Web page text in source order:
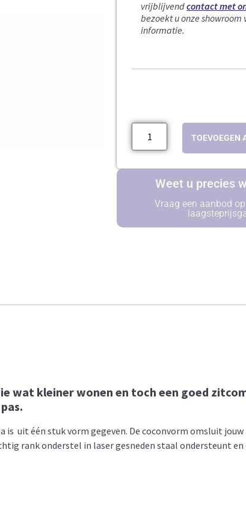
vrijblijvendcontact met
bezoekt u onze showroom
informatie.
TOEVOEGEN
Weet u precies
Vraag een aanbod
wat kleiner wonen en toch een goed
uit één stuk vorm gegeven. De coconvorm omsluit
rank onderstel in laser gesneden staal ondersteunt